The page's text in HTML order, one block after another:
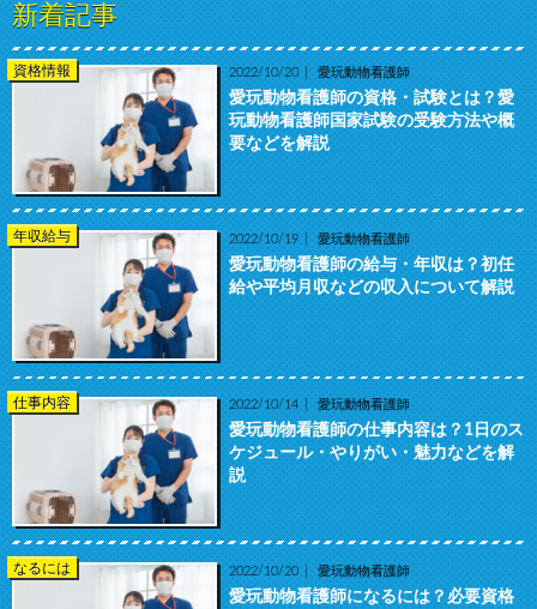
新着記事
資格情報 2022/10/20 愛玩動物看護師
愛玩動物看護師の資格・試験とは？愛
玩動物看護師国家試験の受験方法や概
要などを解説
年収給与 2022/10/19 愛玩動物看護師
愛玩動物看護師の給与・年収は？初任
給や平均月収などの収入について解説
仕事内容 2022/10/14 愛玩動物看護師
愛玩動物看護師の仕事内容は？1日のス
ケジュール・やりがい・魅力などを解
説
なるには 2022/10/20 愛玩動物看護師
愛玩動物看護師になるには？必要資格